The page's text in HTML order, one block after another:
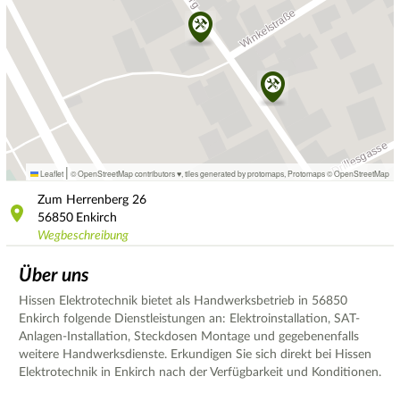
Leaflet | © OpenStreetMap contributors ♥, tiles generated by protomaps Protomaps©OpenStreetMap
Zum Herrenberg 26
56850 Enkirch
Wegbeschreibung
Über uns
Hissen Elektrotechnik bietet als Handwerksbetrieb in 56850
Enkirch folgende Dienstleistungen an: Elektroinstallation, SAT-
Anlagen-Installation, Steckdosen Montage und gegebenenfalls
weitere Handwerksdienste. Erkundigen Sie sich direkt bei Hissen
Elektrotechnik in Enkirch nach der Verfügbarkeit und Konditionen.